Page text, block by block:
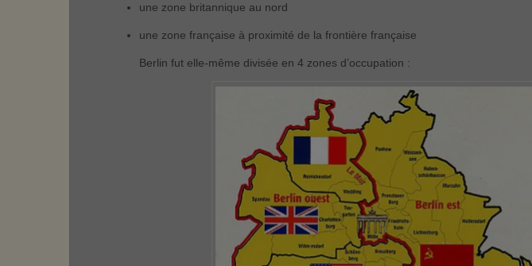
une zone britannique au nord
une zone française à proximité de la frontière française
Berlin fut elle-même divisée en 4 zones d’occupation :